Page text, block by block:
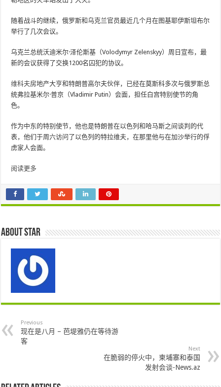
随着战斗的继续，俄罗斯和乌克兰官员最近几个月在图基耶伊斯坦布尔
举行了几次会议。
乌克兰总统沃迪米尔·泽伦斯基（Volodymyr Zelenskyy）周日宣布，最
新的会议获得了交换1200名囚犯的协议。
维科夫房地产大亨和特朗普高尔夫伙伴，已经在莫斯科多次与俄罗斯总
统弗拉基米尔·普京（Vladimir Putin）会面，担任白宫特别使节的角
色。
作为中东的特别使节，他也是特朗普在以色列和哈马斯之间谈判的代
表，他们于周六访问了以色列的特拉维夫，在那里他与在加沙举行的俘
虏家人会面。
阅读更多
About star
Previous
现在是八月 – 芭堤雅仍在等待游
客
Next
在脆弱的停火中，柬埔寨和泰国
发射会谈-News.az